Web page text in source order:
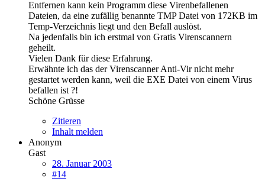
Entfernen kann kein Programm diese Virenbefallenen
Dateien, da eine zufällig benannte TMP Datei von 172KB im
Temp-Verzeichnis liegt und den Befall auslöst.
Na jedenfalls bin ich erstmal von Gratis Virenscannern
geheilt.
Vielen Dank für diese Erfahrung.
Erwähnte ich das der Virenscanner Anti-Vir nicht mehr
gestartet werden kann, weil die EXE Datei von einem Virus
befallen ist ?!
Schöne Grüsse
Zitieren
Inhalt melden
Anonym
Gast
28. Januar 2003
#14